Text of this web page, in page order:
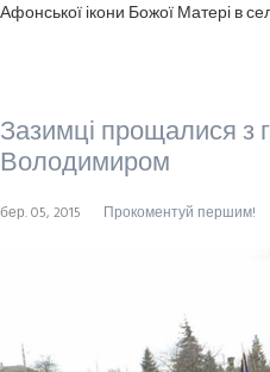
Афонської ікони Божої Матері в
Зазимці прощалися
Володимиром
бер. 05, 2015 Прокоментуй першим!